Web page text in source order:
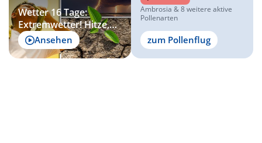
Wetter 16 Tage:
Extremwetter! Hitze,
Dürre und gewaltige
Gewitter
Ansehen
Ambrosia & 8 weitere aktive
Pollenarten
zum Pollenflug